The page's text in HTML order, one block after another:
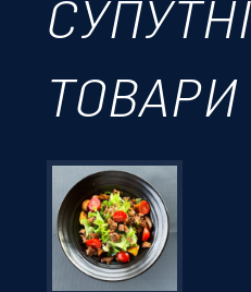
СУПУТНІ
ТОВАРИ